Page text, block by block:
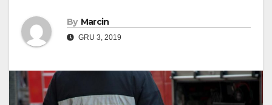
By Marcin
GRU 3, 2019